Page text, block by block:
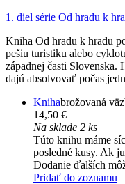
1. diel série Od hradu k
Kniha Od hradu k hradu
pešiu turistiku alebo
západnej časti Slovenska.
dajú absolvovať počas
Knihabrožovaná
14,50 €
Na sklade 2 ks
Túto knihu máme
posledné kusy. Ak
Dodanie ďalších
Pridať do zoznamu